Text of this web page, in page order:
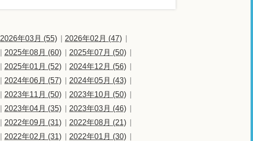
2026年03月 (55)
2026年02月 (47)
2025年08月 (60)
2025年07月 (50)
2025年01月 (52)
2024年12月 (56)
2024年06月 (57)
2024年05月 (43)
2023年11月 (50)
2023年10月 (50)
2023年04月 (35)
2023年03月 (46)
2022年09月 (31)
2022年08月 (21)
2022年02月 (31)
2022年01月 (30)